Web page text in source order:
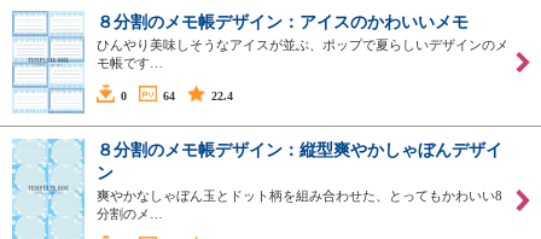
８分割のメモ帳デザイン：アイスのかわいいメモ
ひんやり美味しそうなアイスが並ぶ、ポップで夏らしいデザインのメ
モ帳です…
0 64 22.4
８分割のメモ帳デザイン：縦型爽やかしゃぼんデザイ
ン
爽やかなしゃぼん玉とドット柄を組み合わせた、とってもかわいい8
分割のメ…